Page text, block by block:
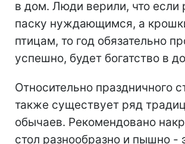
в дом. Люди верили, что если
паску нуждающимся, а
птицам, то год обязательно
успешно, будет богатство в
Относительно праздничного
также существует ряд
обычаев. Рекомендовано
стол разнообразно и пышно -